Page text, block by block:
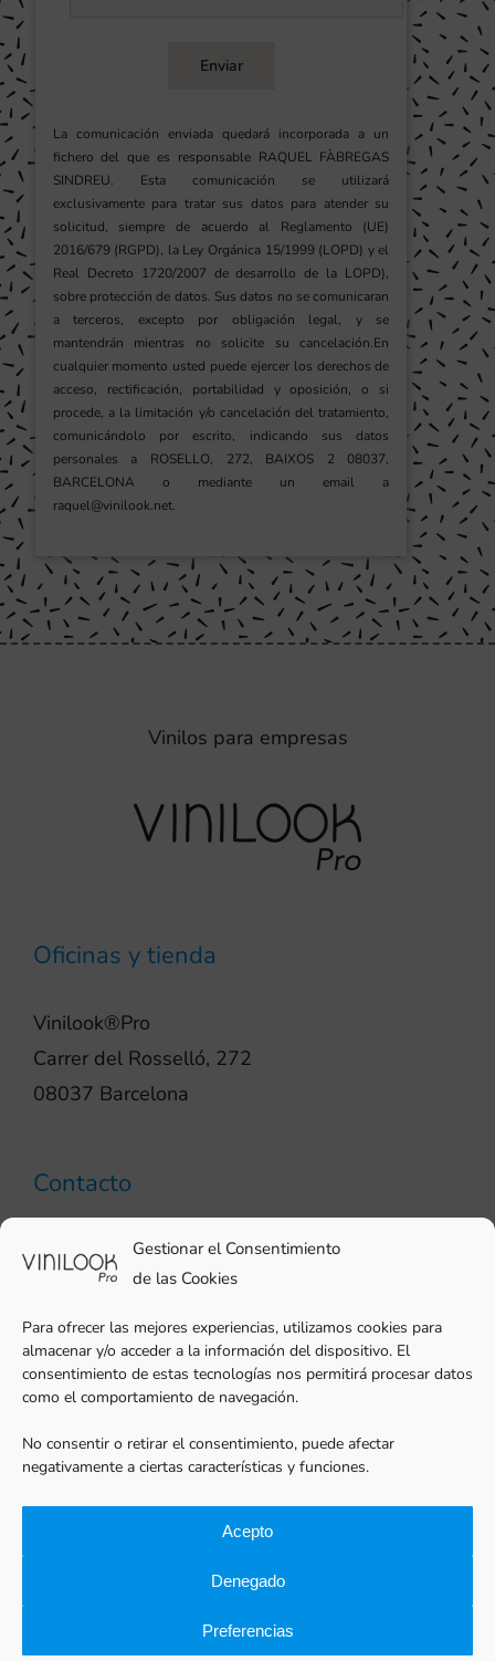
Gestionar el Consentimiento
de las Cookies
Para ofrecer las mejores experiencias, utilizamos cookies para
almacenar y/o acceder a la información del dispositivo. El
consentimiento de estas tecnologías nos permitirá procesar datos
como el comportamiento de navegación.
No consentir o retirar el consentimiento, puede afectar
negativamente a ciertas características y funciones.
Acepto
Denegado
Preferencias
Enviar
La comunicación enviada quedará incorporada a un
fichero del que es responsable RAQUEL FÀBREGAS
SINDREU. Esta comunicación se utilizará
exclusivamente para tratar sus datos para atender su
solicitud, siempre de acuerdo al Reglamento (UE)
2016/679 (RGPD), la Ley Orgánica 15/1999 (LOPD) y el
Real Decreto 1720/2007 de desarrollo de la LOPD),
sobre protección de datos. Sus datos no se comunicaran
a terceros, excepto por obligación legal, y se
mantendrán mientras no solicite su cancelación.En
cualquier momento usted puede ejercer los derechos de
acceso, rectificación, portabilidad y oposición, o si
procede, a la limitación y/o cancelación del tratamiento,
comunicándolo por escrito, indicando sus datos
personales a ROSELLO, 272, BAIXOS 2 08037,
BARCELONA o mediante un email a
raquel@vinilook.net.
Vinilos para empresas
Oficinas y tienda
Vinilook®Pro
Carrer del Rosselló, 272
08037 Barcelona
Contacto
pro@vinilook.es
Vinilos decorativos envinilook.net